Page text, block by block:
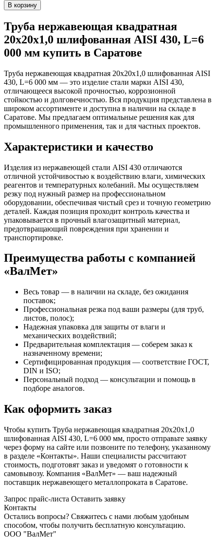
Труба нержавеющая квадратная
20х20х1,0 шлифованная AISI 430, L=6
000 мм купить в Саратове
Труба нержавеющая квадратная 20х20х1,0 шлифованная AISI
430, L=6 000 мм — это изделие стали марки AISI 430,
отличающееся высокой прочностью, коррозионной
стойкостью и долговечностью. Вся продукция представлена в
широком ассортименте и доступна в наличии на складе в
Саратове. Мы предлагаем оптимальные решения как для
промышленного применения, так и для частных проектов.
Характеристики и качество
Изделия из нержавеющей стали AISI 430 отличаются
отличной устойчивостью к воздействию влаги, химических
реагентов и температурных колебаний. Мы осуществляем
резку под нужный размер на профессиональном
оборудовании, обеспечивая чистый срез и точную геометрию
деталей. Каждая позиция проходит контроль качества и
упаковывается в прочный влагозащитный материал,
предотвращающий повреждения при хранении и
транспортировке.
Преимущества работы с компанией
«ВалМет»
Весь товар — в наличии на складе, без ожидания
поставок;
Профессиональная резка под ваши размеры (для труб,
листов, полос);
Надежная упаковка для защиты от влаги и
механических воздействий;
Предварительная комплектация — соберем заказ к
назначенному времени;
Сертифицированная продукция — соответствие ГОСТ,
DIN и ISO;
Персональный подход — консультации и помощь в
подборе аналогов.
Как оформить заказ
Чтобы купить Труба нержавеющая квадратная 20х20х1,0
шлифованная AISI 430, L=6 000 мм, просто отправьте заявку
через форму на сайте или позвоните по телефону, указанному
в разделе «Контакты». Наши специалисты рассчитают
стоимость, подготовят заказ и уведомят о готовности к
самовывозу. Компания «ВалМет» — ваш надежный
поставщик нержавеющего металлопроката в Саратове.
Запрос прайс-листа Оставить заявку
Контакты
Остались вопросы? Свяжитесь с нами любым удобным
способом, чтобы получить бесплатную консультацию.
ООО "ВалМет"